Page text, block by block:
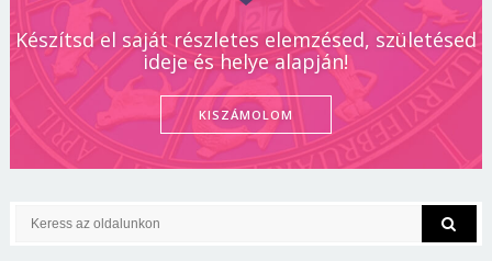
Készítsd el saját részletes elemzésed, születésed
ideje és helye alapján!
KISZÁMOLOM